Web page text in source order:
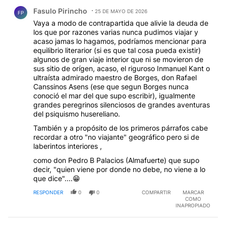
FP Fasulo Pirincho 25 DE MAYO DE 2026
Vaya a modo de contrapartida que alivie la deuda de
los que por razones varias nunca pudimos viajar y
acaso jamas lo hagamos, podríamos mencionar para
equilibrio literarior (si es que tal cosa pueda existir)
algunos de gran viaje interior que ni se movieron de
sus sitio de orígen, acaso, el riguroso Inmanuel Kant o
ultraísta admirado maestro de Borges, don Rafael
Canssinos Asens (ese que segun Borges nunca
conoció el mar del que supo escribir), igualmente
grandes peregrinos silenciosos de grandes aventuras
del psiquismo husereliano.
También y a propósito de los primeros párrafos cabe
recordar a otro "no viajante" geográfico pero si de
laberintos interiores ,
como don Pedro B Palacios (Almafuerte) que supo
decir, "quien viene por donde no debe, no viene a lo
que dice"....😁
RESPONDER 0 0 COMPARTIR
MARCAR
COMO
INAPROPIADO